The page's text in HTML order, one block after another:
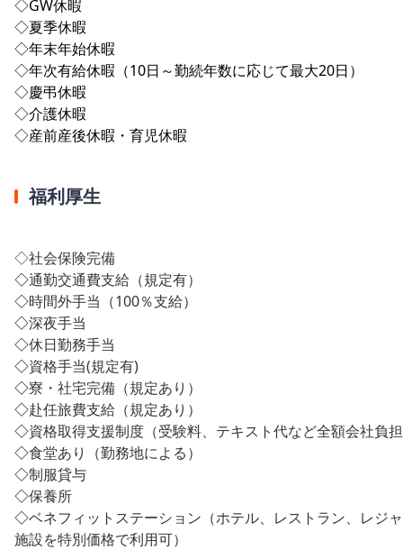
◇GW休暇
◇夏季休暇
◇年末年始休暇
◇年次有給休暇（10日～勤続年数に応じて最大20日）
◇慶弔休暇
◇介護休暇
◇産前産後休暇・育児休暇
福利厚生
◇社会保険完備
◇通勤交通費支給（規定有）
◇時間外手当（100％支給）
◇深夜手当
◇休日勤務手当
◇資格手当(規定有)
◇寮・社宅完備（規定あり）
◇赴任旅費支給（規定あり）
◇資格取得支援制度（受験料、テキスト代など全額会社負
◇食堂あり（勤務地による）
◇制服貸与
◇保養所
◇ベネフィットステーション（ホテル、レストラン、レジ
施設を特別価格で利用可）